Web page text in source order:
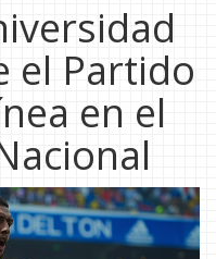
el Partido
en el